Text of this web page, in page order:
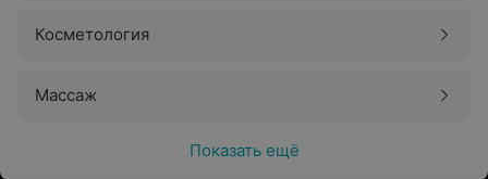
Косметология
Массаж
Показать ещё